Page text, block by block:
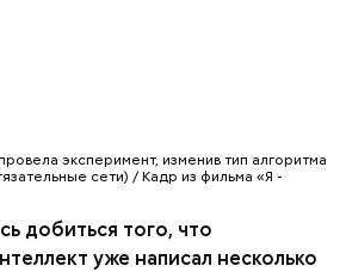
эксперимент, изменив тип алгоритма
сети) / Кадр из фильма «Я -
добиться того, что
уже написал несколько
Таким образом, одна сеть
а другая – его критику.
исследует все решения,
желаемый результат.